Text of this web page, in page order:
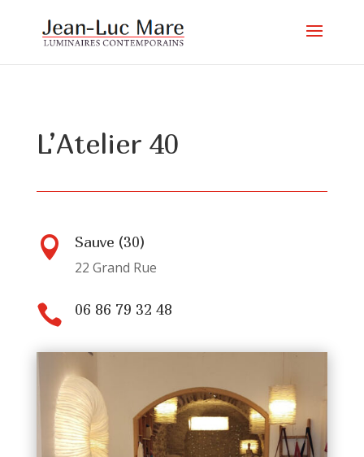
L’Atelier 40
 Sauve (30)
22 Grand Rue
 06 86 79 32 48